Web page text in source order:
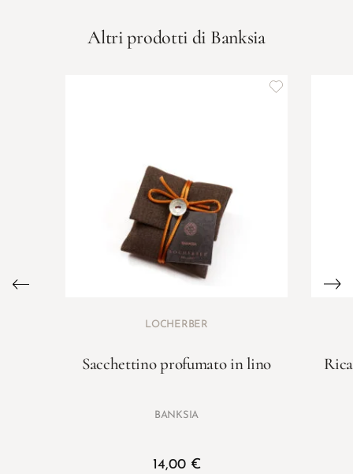
Altri prodotti di Banksia
LOCHERBER
Sacchettino profumato in lino
BANKSIA
14,00 €